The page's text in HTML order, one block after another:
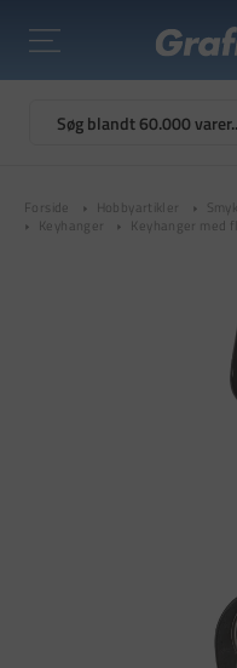
Forside Hobbyartikler
Keyhanger
Keyhanger med